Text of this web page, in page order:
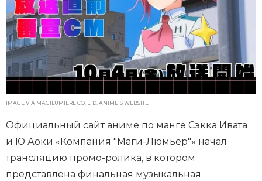
IMAGE VIA MAGILUMIERE CO. LTD. ANIME'S WEBSITE
Официальный сайт аниме по манге Сэкка Ивата
и Ю Аоки «Компания "Маги-Люмьер"» начал
трансляцию промо-ролика, в котором
представлена финальная музыкальная